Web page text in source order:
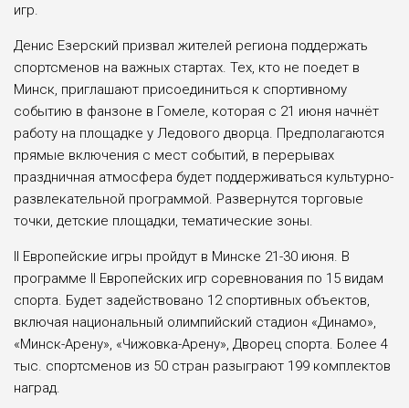
игр.
Денис Езерский призвал жителей региона поддержать
спортсменов на важных стартах. Тех, кто не поедет в
Минск, приглашают присоединиться к спортивному
событию в фанзоне в Гомеле, которая с 21 июня начнёт
работу на площадке у Ледового дворца. Предполагаются
прямые включения с мест событий, в перерывах
праздничная атмосфера будет поддерживаться культурно-
развлекательной программой. Развернутся торговые
точки, детские площадки, тематические зоны.
II Европейские игры пройдут в Минске 21-30 июня. В
программе II Европейских игр соревнования по 15 видам
спорта. Будет задействовано 12 спортивных объектов,
включая национальный олимпийский стадион «Динамо»,
«Минск-Арену», «Чижовка-Арену», Дворец спорта. Более 4
тыс. спортсменов из 50 стран разыграют 199 комплектов
наград.